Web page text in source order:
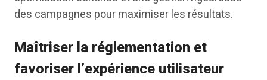
des campagnes pour maximiser les résultats.
Maîtriser la réglementation et
favoriser l’expérience utilisateur